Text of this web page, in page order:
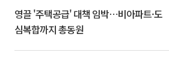
영끌 '주택공급' 대책 임박⋯비아파트·도
심복합까지 총동원